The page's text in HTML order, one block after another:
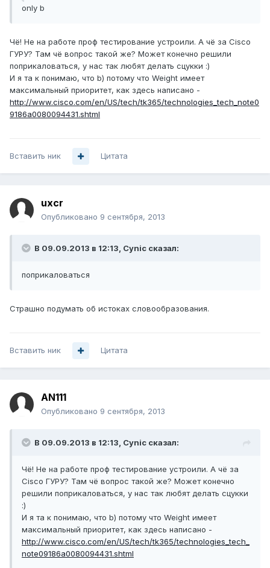
only b
Чё! Не на работе проф тестирование устроили. А чё за Cisco
ГУРУ? Там чё вопрос такой же? Может конечно решили
поприкаловаться, у нас так любят делать сцукки :)
И я та к понимаю, что b) потому что Weight имеет
максимальный приоритет, как здесь написано -
http://www.cisco.com/en/US/tech/tk365/technologies_tech_note0
9186a0080094431.shtml
Вставить ник Цитата
uxcr
Опубликовано 9 сентября, 2013
В 09.09.2013 в 12:13, Cynic сказал:
поприкаловаться
Страшно подумать об истоках словообразования.
Вставить ник Цитата
AN111
Опубликовано 9 сентября, 2013
В 09.09.2013 в 12:13, Cynic сказал:
Чё! Не на работе проф тестирование устроили. А чё за
Cisco ГУРУ? Там чё вопрос такой же? Может конечно
решили поприкаловаться, у нас так любят делать сцукки
:)
И я та к понимаю, что b) потому что Weight имеет
максимальный приоритет, как здесь написано -
http://www.cisco.com/en/US/tech/tk365/technologies_tech_
note09186a0080094431.shtml